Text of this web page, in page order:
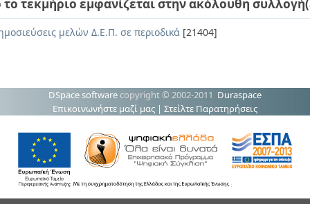
το τεκμήριο εμφανίζεται στην ακόλουθη
μελών Δ.Ε.Π. σε περιοδικά [21404]
DSpace software copyright © 2002-2011 Duraspace
Επικοινωνήστε μαζί μας | Στείλτε Παρατηρήσεις